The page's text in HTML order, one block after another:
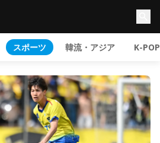
スポーツ 韓流・アジア K-POP